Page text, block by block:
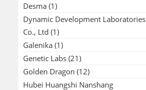
Desma (1)
Dynamic Development Laboratories
Co., Ltd (1)
Galenika (1)
Genetic Labs (21)
Golden Dragon (12)
Hubei Huangshi Nanshang